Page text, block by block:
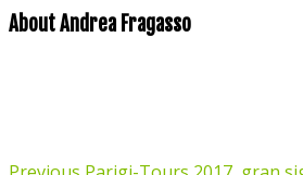
About Andrea Fragasso